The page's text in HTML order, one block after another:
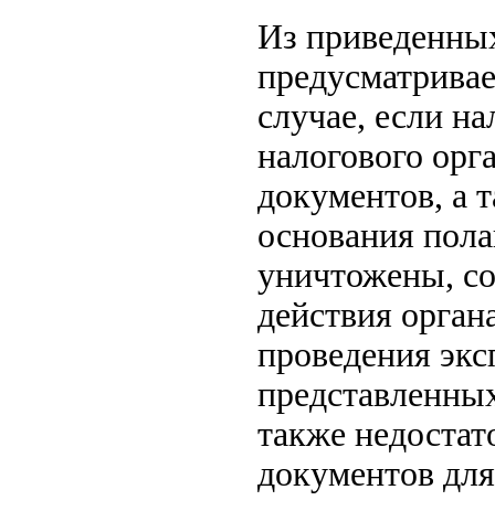
Из
случае, если
налогового
документов, а
основания
уничтожены,
действия
проведения
также
документов